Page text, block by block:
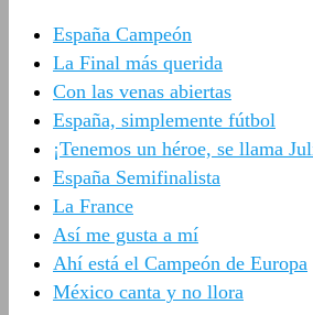
España Campeón
La Final más querida
Con las venas abiertas
España, simplemente fútbol
¡Tenemos un héroe, se llama
España Semifinalista
La France
Así me gusta a mí
Ahí está el Campeón de Europa
México canta y no llora